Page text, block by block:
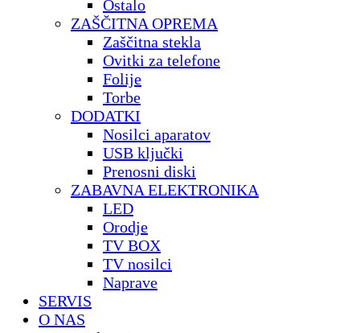
Ostalo
ZAŠČITNA OPREMA
Zaščitna stekla
Ovitki za telefone
Folije
Torbe
DODATKI
Nosilci aparatov
USB ključki
Prenosni diski
ZABAVNA ELEKTRONIKA
LED
Orodje
TV BOX
TV nosilci
Naprave
SERVIS
O NAS